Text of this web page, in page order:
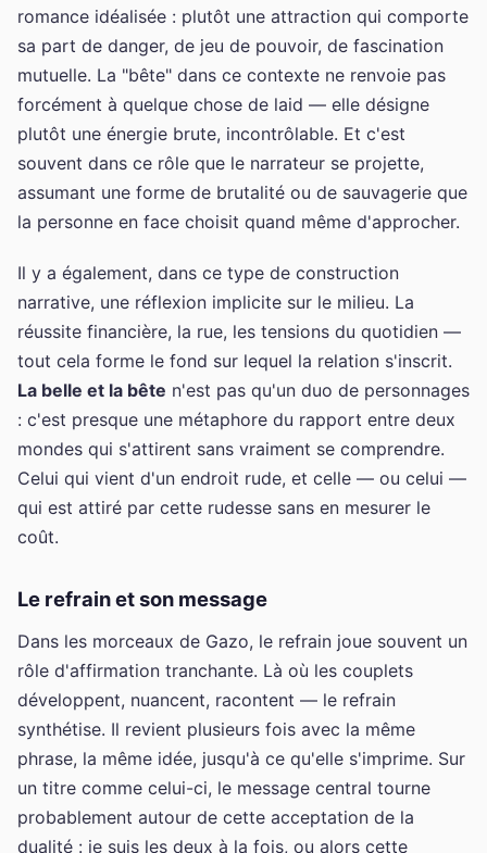
romance idéalisée : plutôt une attraction qui comporte
sa part de danger, de jeu de pouvoir, de fascination
mutuelle. La "bête" dans ce contexte ne renvoie pas
forcément à quelque chose de laid — elle désigne
plutôt une énergie brute, incontrôlable. Et c'est
souvent dans ce rôle que le narrateur se projette,
assumant une forme de brutalité ou de sauvagerie que
la personne en face choisit quand même d'approcher.
Il y a également, dans ce type de construction
narrative, une réflexion implicite sur le milieu. La
réussite financière, la rue, les tensions du quotidien —
tout cela forme le fond sur lequel la relation s'inscrit.
La belle et la bête n'est pas qu'un duo de personnages
: c'est presque une métaphore du rapport entre deux
mondes qui s'attirent sans vraiment se comprendre.
Celui qui vient d'un endroit rude, et celle — ou celui —
qui est attiré par cette rudesse sans en mesurer le
coût.
Le refrain et son message
Dans les morceaux de Gazo, le refrain joue souvent un
rôle d'affirmation tranchante. Là où les couplets
développent, nuancent, racontent — le refrain
synthétise. Il revient plusieurs fois avec la même
phrase, la même idée, jusqu'à ce qu'elle s'imprime. Sur
un titre comme celui-ci, le message central tourne
probablement autour de cette acceptation de la
dualité : je suis les deux à la fois, ou alors cette